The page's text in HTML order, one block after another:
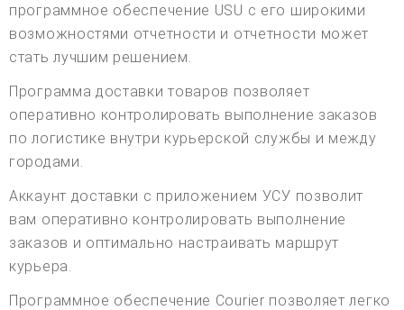
программное обеспечение USU с его широкими
возможностями отчетности и отчетности может
стать лучшим решением.
Программа доставки товаров позволяет
оперативно контролировать выполнение заказов
по логистике внутри курьерской службы и между
городами.
Аккаунт доставки с приложением УСУ позволит
вам оперативно контролировать выполнение
заказов и оптимально настраивать маршрут
курьера.
Программное обеспечение Courier позволяет легко